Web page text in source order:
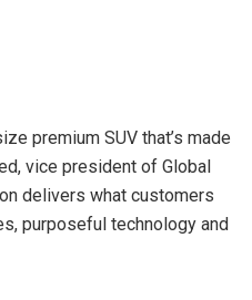
premium SUV that’s made
vice president of Global
delivers what customers
purposeful technology and